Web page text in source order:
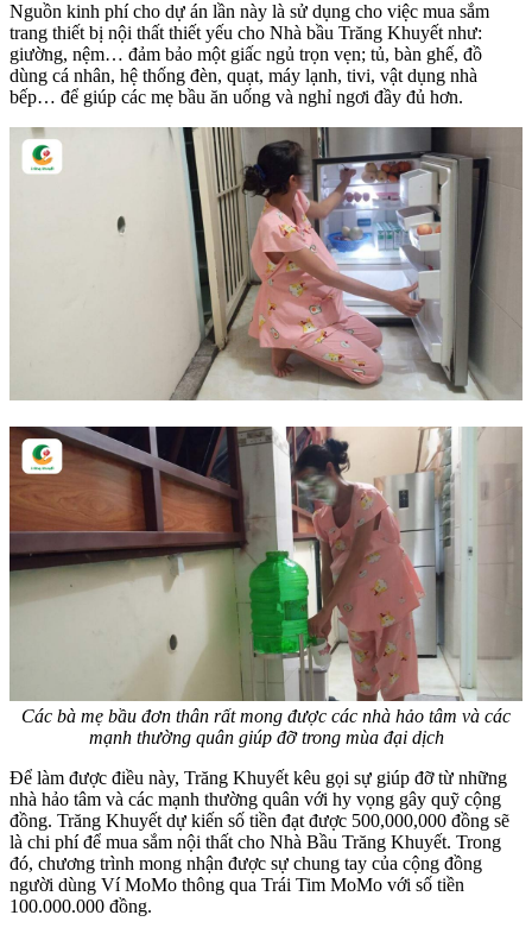
Nguồn kinh phí cho dự án lần này là sử dụng cho việc mua sắm
trang thiết bị nội thất thiết yếu cho Nhà bầu Trăng Khuyết như:
giường, nệm… đảm bảo một giấc ngủ trọn vẹn; tủ, bàn ghế, đồ
dùng cá nhân, hệ thống đèn, quạt, máy lạnh, tivi, vật dụng nhà
bếp… để giúp các mẹ bầu ăn uống và nghỉ ngơi đầy đủ hơn.
Các bà mẹ bầu đơn thân rất mong được các nhà hảo tâm và các
mạnh thường quân giúp đỡ trong mùa đại dịch
Để làm được điều này, Trăng Khuyết kêu gọi sự giúp đỡ từ những
nhà hảo tâm và các mạnh thường quân với hy vọng gây quỹ cộng
đồng. Trăng Khuyết dự kiến số tiền đạt được 500,000,000 đồng sẽ
là chi phí để mua sắm nội thất cho Nhà Bầu Trăng Khuyết. Trong
đó, chương trình mong nhận được sự chung tay của cộng đồng
người dùng Ví MoMo thông qua Trái Tim MoMo với số tiền
100.000.000 đồng.